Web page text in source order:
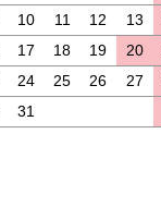
10 11 12 13
17 18 19 20
24 25 26 27
31